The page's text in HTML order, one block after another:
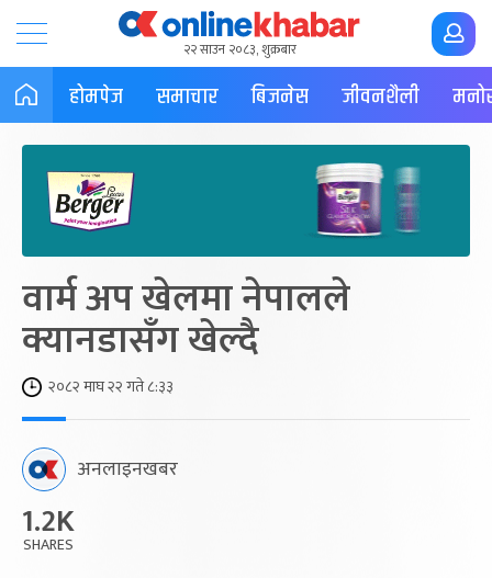
२२ साउन २०८३, शुक्रबार
होमपेज समाचार बिजनेस जीवनशैली
वार्म अप खेलमा नेपालले
क्यानडासँग खेल्दै
२०८२ माघ २२ गते ८:३३
अनलाइनखबर
1.2K
SHARES